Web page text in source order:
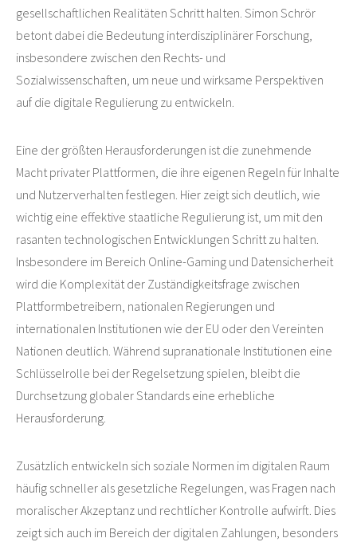
gesellschaftlichen Realitäten Schritt halten. Simon Schrör
betont dabei die Bedeutung interdisziplinärer Forschung,
insbesondere zwischen den Rechts- und
Sozialwissenschaften, um neue und wirksame Perspektiven
auf die digitale Regulierung zu entwickeln.
Eine der größten Herausforderungen ist die zunehmende
Macht privater Plattformen, die ihre eigenen Regeln für Inhalte
und Nutzerverhalten festlegen. Hier zeigt sich deutlich, wie
wichtig eine effektive staatliche Regulierung ist, um mit den
rasanten technologischen Entwicklungen Schritt zu halten.
Insbesondere im Bereich Online-Gaming und Datensicherheit
wird die Komplexität der Zuständigkeitsfrage zwischen
Plattformbetreibern, nationalen Regierungen und
internationalen Institutionen wie der EU oder den Vereinten
Nationen deutlich. Während supranationale Institutionen eine
Schlüsselrolle bei der Regelsetzung spielen, bleibt die
Durchsetzung globaler Standards eine erhebliche
Herausforderung.
Zusätzlich entwickeln sich soziale Normen im digitalen Raum
häufig schneller als gesetzliche Regelungen, was Fragen nach
moralischer Akzeptanz und rechtlicher Kontrolle aufwirft. Dies
zeigt sich auch im Bereich der digitalen Zahlungen, besonders